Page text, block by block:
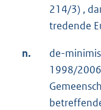
214/3) ,
tredende
n.
de-
1998/